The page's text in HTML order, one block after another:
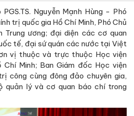
Nguyễn Mạnh Hùng - Phó
trị quốc gia Hồ Chí Minh, Phó Chủ
Trung ương; đại diện các cơ quan
tế, đại sứ quán các nước tại Việt
vị thuộc và trực thuộc Học viện
Minh; Ban Giám đốc Học viện
công cùng đông đảo chuyên gia,
quản lý và cơ quan báo chí trong